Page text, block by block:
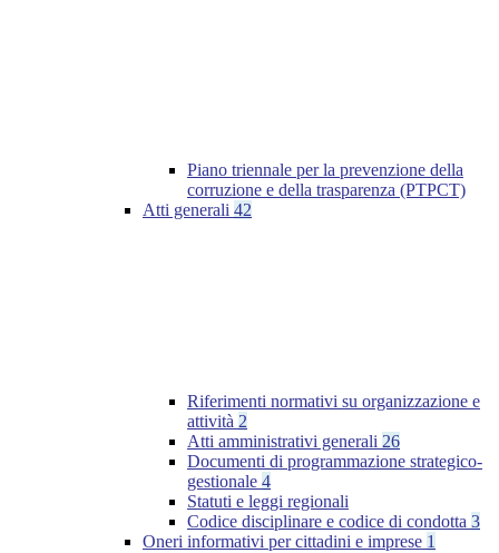
Piano triennale per la prevenzione della
corruzione e della trasparenza (PTPCT)
Atti generali 42
Riferimenti normativi su organizzazione e
attività 2
Atti amministrativi generali 26
Documenti di programmazione strategico-
gestionale 4
Statuti e leggi regionali
Codice disciplinare e codice di condotta 3
Oneri informativi per cittadini e imprese 1